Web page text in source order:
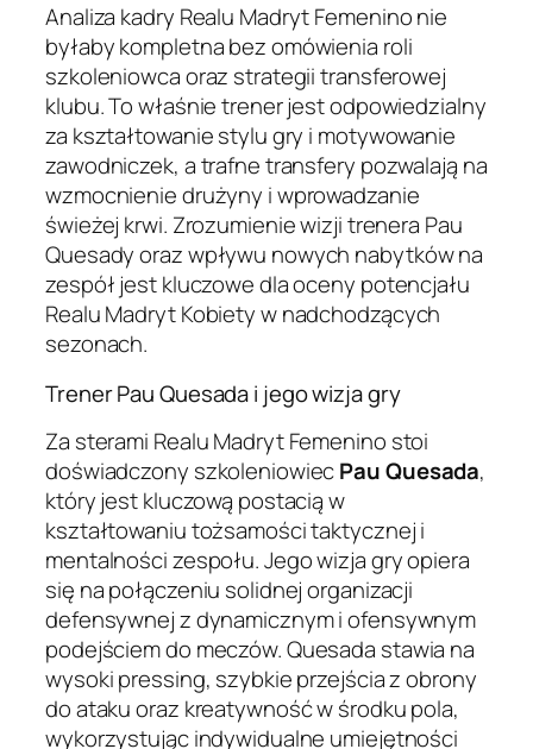
Analiza kadry Realu Madryt Femenino nie
byłaby kompletna bez omówienia roli
szkoleniowca oraz strategii transferowej
klubu. To właśnie trener jest odpowiedzialny
za kształtowanie stylu gry i motywowanie
zawodniczek, a trafne transfery pozwalają na
wzmocnienie drużyny i wprowadzanie
świeżej krwi. Zrozumienie wizji trenera Pau
Quesady oraz wpływu nowych nabytków na
zespół jest kluczowe dla oceny potencjału
Realu Madryt Kobiety w nadchodzących
sezonach.
Trener Pau Quesada i jego wizja gry
Za sterami Realu Madryt Femenino stoi
doświadczony szkoleniowiecPau Quesada,
który jest kluczową postacią w
kształtowaniu tożsamości taktycznej i
mentalności zespołu. Jego wizja gry opiera
się na połączeniu solidnej organizacji
defensywnej z dynamicznym i ofensywnym
podejściem do meczów. Quesada stawia na
wysoki pressing, szybkie przejścia z obrony
do ataku oraz kreatywność w środku pola,
wykorzystując indywidualne umiejętności